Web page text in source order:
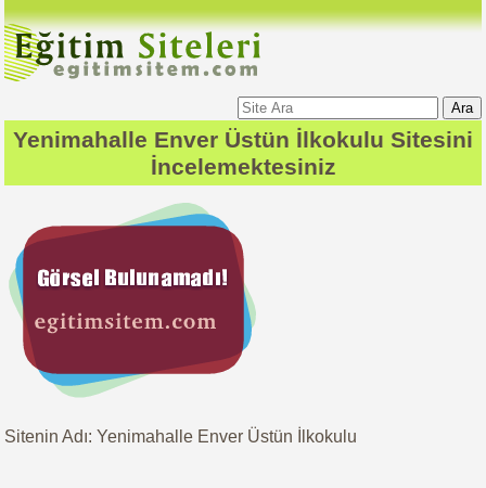
Ara
Yenimahalle Enver Üstün İlkokulu Sitesini
İncelemektesiniz
Sitenin Adı: Yenimahalle Enver Üstün İlkokulu